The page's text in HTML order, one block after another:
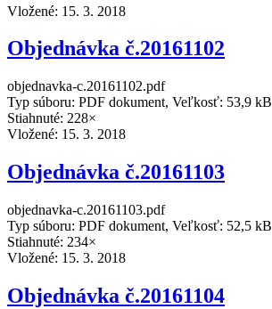
Vložené: 15. 3. 2018
Objednávka č.20161102
objednavka-c.20161102.pdf
Typ súboru: PDF dokument, Veľkosť: 53,9 kB
Stiahnuté: 228×
Vložené: 15. 3. 2018
Objednávka č.20161103
objednavka-c.20161103.pdf
Typ súboru: PDF dokument, Veľkosť: 52,5 kB
Stiahnuté: 234×
Vložené: 15. 3. 2018
Objednávka č.20161104